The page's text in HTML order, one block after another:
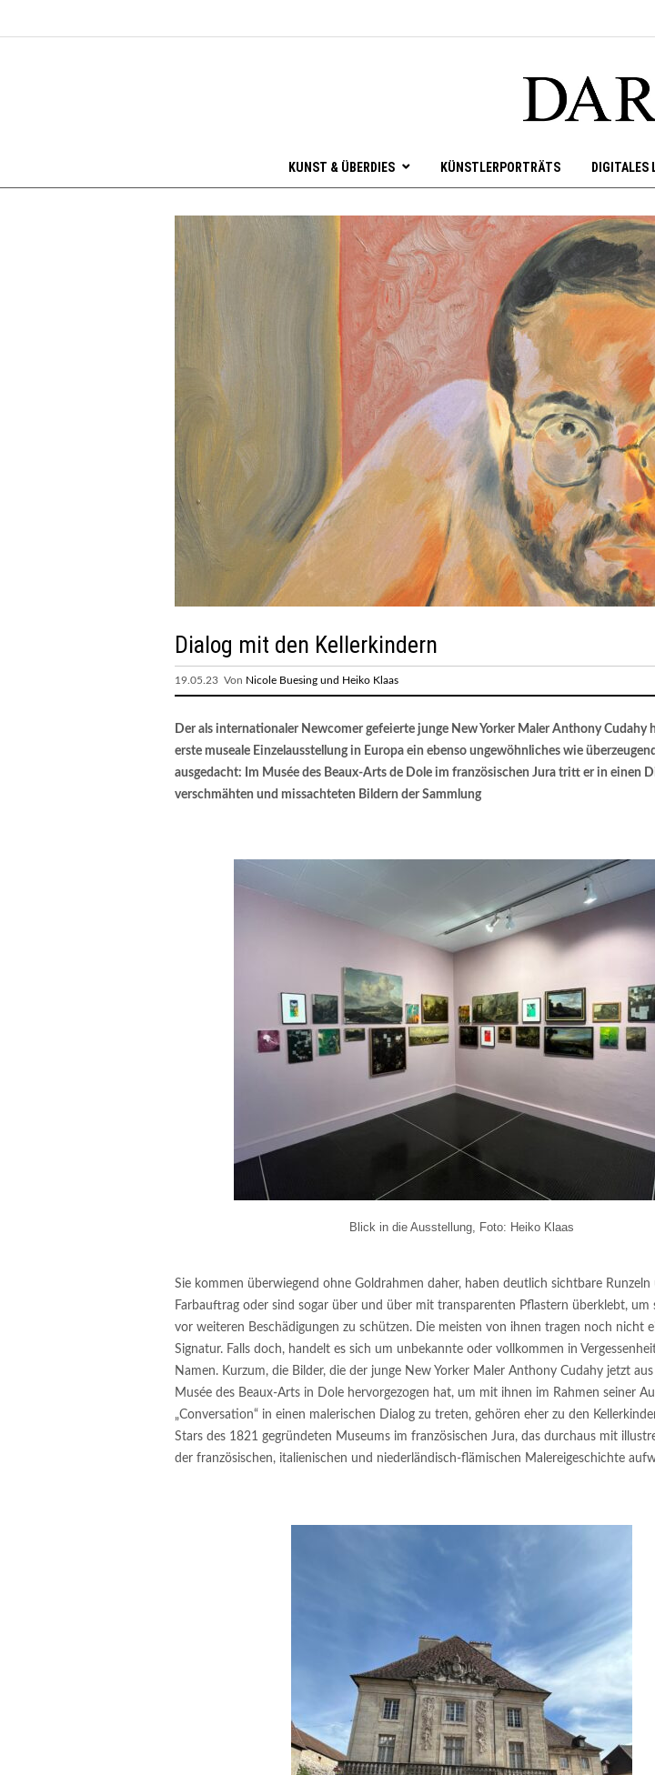
KUNST & ÜBERDIES KÜNSTLERPORTRÄTS DIGITALES
Dialog mit den Kellerkindern
19.05.23 Von Nicole Buesing und Heiko Klaas
Der als internationaler Newcomer gefeierte junge New Yorker Maler Anthony Cudahy
erste museale Einzelausstellung in Europa ein ebenso ungewöhnliches wie
ausgedacht: Im Musée des Beaux-Arts de Dole im französischen Jura tritt er in einen
verschmähten und missachteten Bildern der Sammlung
Blick in die Ausstellung, Foto: Heiko Klaas
Sie kommen überwiegend ohne Goldrahmen daher, haben deutlich sichtbare Runzeln
Farbauftrag oder sind sogar über und über mit transparenten Pflastern überklebt,
vor weiteren Beschädigungen zu schützen. Die meisten von ihnen tragen noch nicht
Signatur. Falls doch, handelt es sich um unbekannte oder vollkommen in
Namen. Kurzum, die Bilder, die der junge New Yorker Maler Anthony Cudahy jetzt
Musée des Beaux-Arts in Dole hervorgezogen hat, um mit ihnen im Rahmen seiner
„Conversation“ in einen malerischen Dialog zu treten, gehören eher zu den
Stars des 1821 gegründeten Museums im französischen Jura, das durchaus mit
der französischen, italienischen und niederländisch-flämischen Malereigeschichte